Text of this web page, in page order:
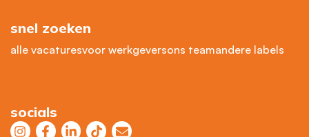
snel zoeken
alle vacaturesvoor werkgeversons teamandere labels
socials